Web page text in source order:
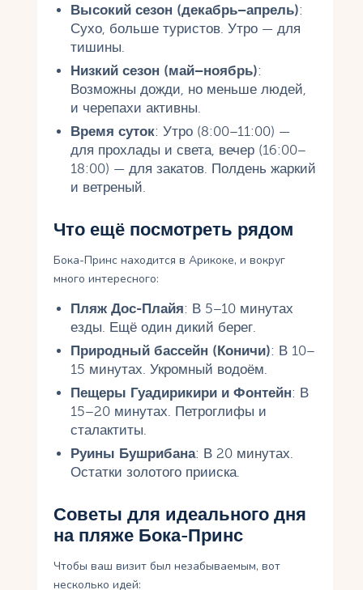
Высокий сезон (декабрь–апрель):
Сухо, больше туристов. Утро — для
тишины.
Низкий сезон (май–ноябрь):
Возможны дожди, но меньше людей,
и черепахи активны.
Время суток: Утро (8:00–11:00) —
для прохлады и света, вечер (16:00–
18:00) — для закатов. Полдень жаркий
и ветреный.
Что ещё посмотреть рядом
Бока-Принс находится в Арикоке, и вокруг
много интересного:
Пляж Дос-Плайя: В 5–10 минутах
езды. Ещё один дикий берег.
Природный бассейн (Коничи): В 10–
15 минутах. Укромный водоём.
Пещеры Гуадирикири и Фонтейн: В
15–20 минутах. Петроглифы и
сталактиты.
Руины Бушрибана: В 20 минутах.
Остатки золотого прииска.
Советы для идеального дня
на пляже Бока-Принс
Чтобы ваш визит был незабываемым, вот
несколько идей: